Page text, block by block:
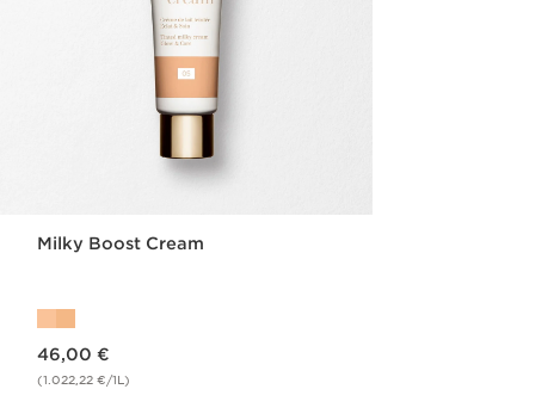
Milky Boost Cream
46,00 €
(1.022,22 €/1L)